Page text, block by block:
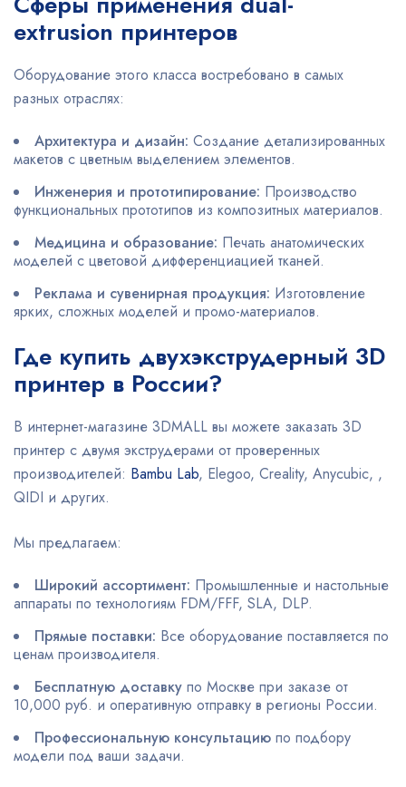
extrusion принтеров
Оборудование этого класса востребовано в самых
разных отраслях:
Архитектура и дизайн: Создание детализированных
макетов с цветным выделением элементов.
Инженерия и прототипирование: Производство
функциональных прототипов из композитных материалов.
Медицина и образование: Печать анатомических
моделей с цветовой дифференциацией тканей.
Реклама и сувенирная продукция: Изготовление
ярких, сложных моделей и промо-материалов.
Где купить двухэкструдерный 3D
принтер в России?
В интернет-магазине 3DMALL вы можете заказать 3D
принтер с двумя экструдерами от проверенных
производителей: Bambu Lab, Elegoo, Creality, Anycubic, ,
QIDI и других.
Мы предлагаем:
Широкий ассортимент: Промышленные и настольные
аппараты по технологиям FDM/FFF, SLA, DLP.
Прямые поставки: Все оборудование поставляется по
ценам производителя.
Бесплатную доставку по Москве при заказе от
10,000 руб. и оперативную отправку в регионы России.
Профессиональную консультацию по подбору
модели под ваши задачи.